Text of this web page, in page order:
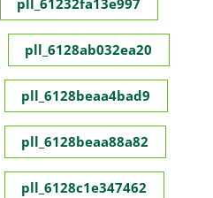
pll_61232fa13e997
pll_6128ab032ea20
pll_6128beaa4bad9
pll_6128beaa88a82
pll_6128c1e347462